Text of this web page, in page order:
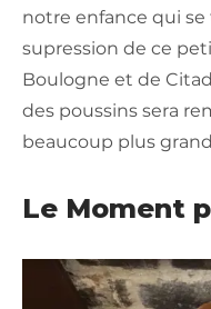
notre enfance qui
supression de ce
Boulogne et de
des poussins sera
beaucoup plus
Le Moment